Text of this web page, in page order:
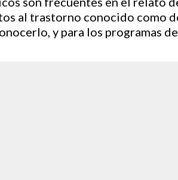
al trastorno conocido como
y para los programas